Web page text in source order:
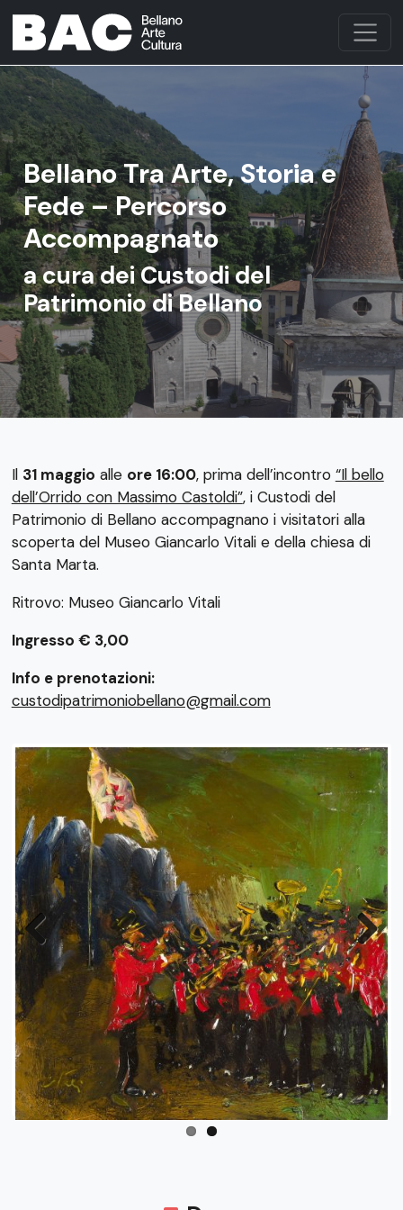
Bellano Tra Arte, Storia e
Fede – Percorso
Accompagnato
a cura dei Custodi del
Patrimonio di Bellano
Il 31 maggio alle ore 16:00, prima dell’incontro “Il bello
dell’Orrido con Massimo Castoldi”, i Custodi del
Patrimonio di Bellano accompagnano i visitatori alla
scoperta del Museo Giancarlo Vitali e della chiesa di
Santa Marta.
Ritrovo: Museo Giancarlo Vitali
Ingresso € 3,00
Info e prenotazioni:
custodipatrimoniobellano@gmail.com
Previous Next